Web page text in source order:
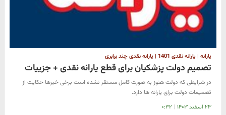
یارانه | یارانه نقدی 1401 | یارانه نقدی چند برابری
تصمیم دولت پزشکیان برای قطع یارانه نقدی + جزییات
در شرایطی که دولت هنوز به صورت کامل مستقر نشده است برخی خبرها حکایت از
تصمیمات دولت برای یارانه ها دارد.
۲۳ اسفند ۱۴۰۳ | ۰:۳۲